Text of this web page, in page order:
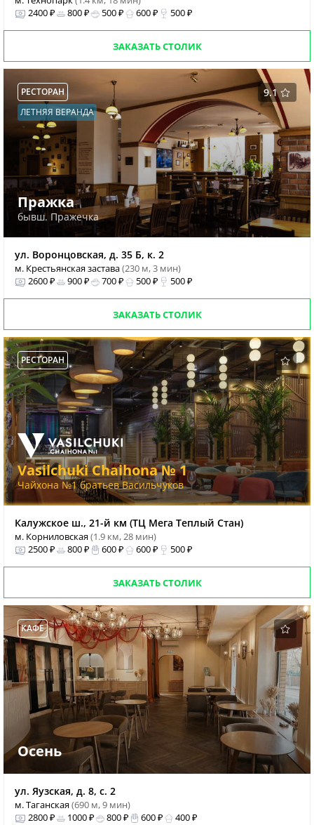
2400 ₽
800 ₽ 500 ₽ 600 ₽ 500 ₽
ЗАКАЗАТЬ СТОЛИК
9.1
РЕСТОРАН
ЛЕТНЯЯ ВЕРАНДА
Пражка
бывш. Пражечка
ул. Воронцовская, д. 35 Б, к. 2
м. Крестьянская застава(230 м, 3 мин)
2600 ₽
900 ₽ 700 ₽ 500 ₽ 500 ₽
ЗАКАЗАТЬ СТОЛИК
РЕСТОРАН
Vasilchuki Chaihona № 1
Чайхона №1 братьев Васильчуков
Калужское ш., 21-й км (ТЦ Мега Теплый Стан)
м. Корниловская(1.9 км, 28 мин)
2500 ₽
800 ₽ 600 ₽ 600 ₽ 500 ₽
ЗАКАЗАТЬ СТОЛИК
КАФЕ
Осень
ул. Яузская, д. 8, с. 2
м. Таганская(690 м, 9 мин)
2800 ₽
1000 ₽ 800 ₽ 600 ₽ 400 ₽